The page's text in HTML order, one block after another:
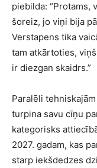
piebilda: “Protams,
šoreiz, jo viņi bija
Verstapens tika
tam atkārtoties,
ir diezgan skaidrs.”
Paralēli
turpina savu cīņu
kategorisks
2027. gadam, kas
starp iekšdedzes